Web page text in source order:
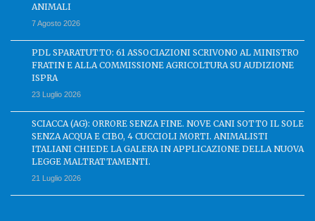
ANIMALI
7 Agosto 2026
PDL SPARATUTTO: 61 ASSOCIAZIONI SCRIVONO AL MINISTRO
FRATIN E ALLA COMMISSIONE AGRICOLTURA SU AUDIZIONE
ISPRA
23 Luglio 2026
SCIACCA (AG): ORRORE SENZA FINE. NOVE CANI SOTTO IL SOLE
SENZA ACQUA E CIBO, 4 CUCCIOLI MORTI. ANIMALISTI
ITALIANI CHIEDE LA GALERA IN APPLICAZIONE DELLA NUOVA
LEGGE MALTRATTAMENTI.
21 Luglio 2026